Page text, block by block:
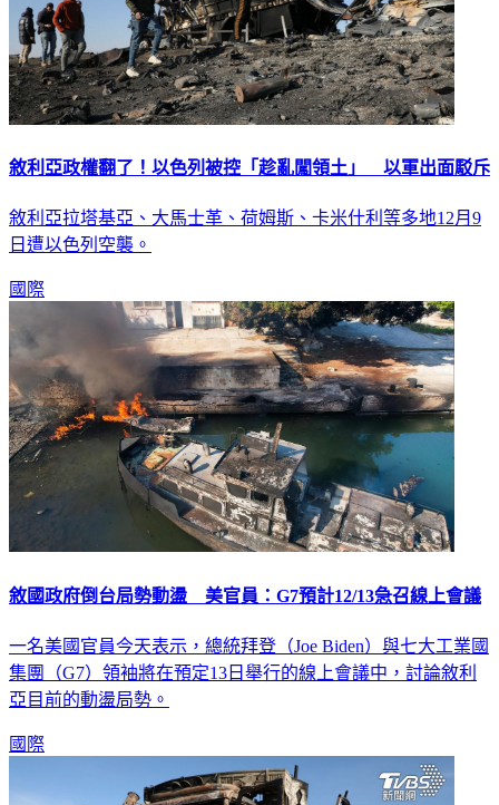
敘利亞政權翻了！以色列被控「趁亂闖領土」 以軍出面駁斥
敘利亞拉塔基亞、大馬士革、荷姆斯、卡米什利等多地12月9
日遭以色列空襲。
國際
敘國政府倒台局勢動盪 美官員：G7預計12/13急召線上會議
一名美國官員今天表示，總統拜登（Joe Biden）與七大工業國
集團（G7）領袖將在預定13日舉行的線上會議中，討論敘利
亞目前的動盪局勢。
國際